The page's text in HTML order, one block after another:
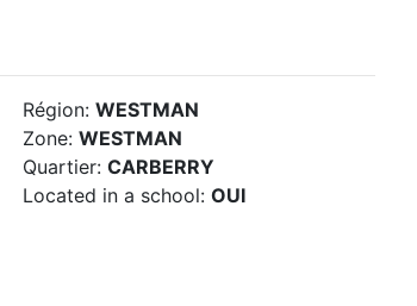
Région: WESTMAN
Zone: WESTMAN
Quartier: CARBERRY
Located in a school: OUI